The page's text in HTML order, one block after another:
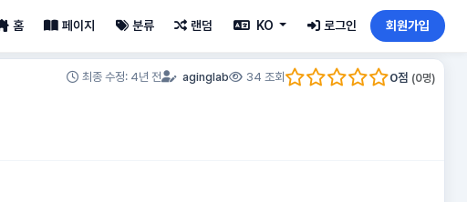
홈 페이지 분류 랜덤 KO 로그인 회원가입
최종 수정: 4년 전 aginglab 34 조회 0점 (0명)